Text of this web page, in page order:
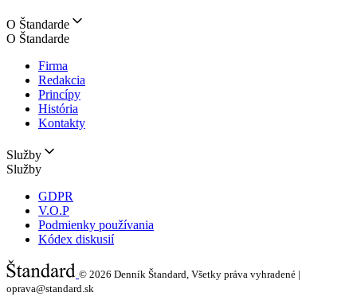
O Štandarde
O Štandarde
Firma
Redakcia
Princípy
História
Kontakty
Služby
Služby
GDPR
V.O.P
Podmienky používania
Kódex diskusií
© 2026 Denník Štandard, Všetky práva vyhradené |
oprava@standard.sk